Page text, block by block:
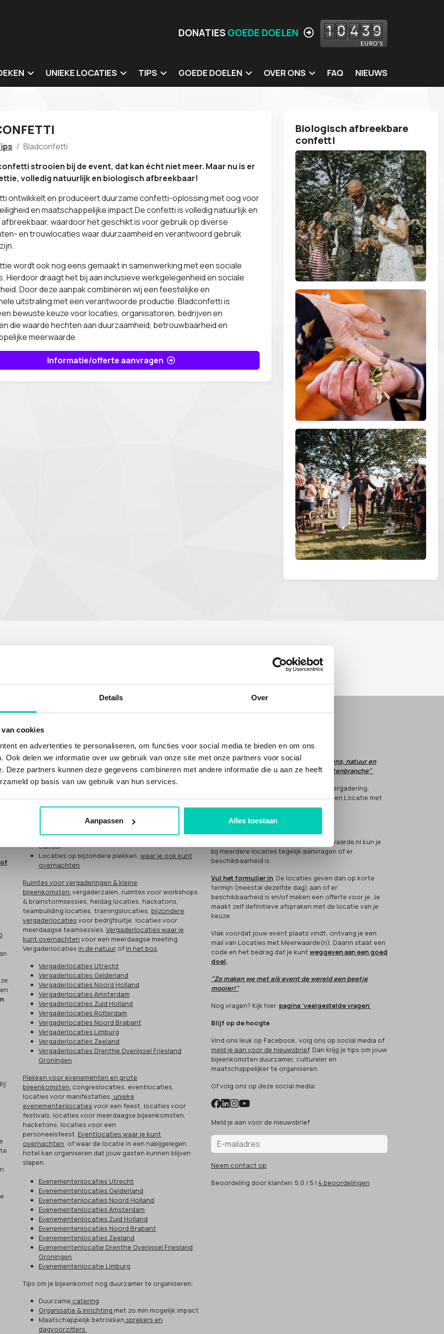
Details Over
cookies
en advertenties te personaliseren, om functies voor social media te bieden en om ons
Ook delen we informatie over uw gebruik van onze site met onze partners voor social
Deze partners kunnen deze gegevens combineren met andere informatie die u aan ze heeft
op basis van uw gebruik van hun services.
Aanpassen Alles toestaan
DONATIESGOEDE DOELEN 10 439
UNIEKE LOCATIES
Duurzame en natuurlocaties
Culturele locaties
Sociale impact (mens) locaties
Impact innovatie hubs
TIPS
Catering
Duurzame giveaways
GOEDE DOELEN
Onze goede doelen
OVER ONS
Jouw locatie hier?
Meer Waarden
Wie zijn wij
Ons eigen MVO beleid
Contact
FAQ NIEUWS
Bladconfetti
strooien bij de event, dat kan écht niet meer. Maar nu is er
volledig natuurlijk en biologisch afbreekbaar!
ontwikkelt en produceert duurzame confetti-oplossing met oog voor
en maatschappelijke impact.De confetti is volledig natuurlijk en
waardoor het geschikt is voor gebruik op diverse
en trouwlocaties waar duurzaamheid en verantwoord gebruik
wordt ook nog eens gemaakt in samenwerking met een sociale
Hierdoor draagt het bij aan inclusieve werkgelegenheid en sociale
Door deze aanpak combineren wij een feestelijke en
uitstraling met een verantwoorde productie. Bladconfetti is
bewuste keuze voor locaties, organisatoren, bedrijven en
die waarde hechten aan duurzaamheid, betrouwbaarheid en
meerwaarde.
Informatie/offerte aanvragen
Biologisch afbreekbare
confetti
WAT KUN JE BIJ ONS VINDEN?
Inspirerende duurzame en groene locaties, met
meer waarden
voorNATUUR.Duurzame evenementenlocatiesen
duurzame vergaderlocaties
waarden voorMENS: social impact
vergaderlocaties en eventlocaties met sociale
CULTUUR
locaties, gevestigd in
cultureel erfgoed of met een missie voor kunst en
cultuur
Locaties op bijzondere plekken, waar je ook kunt
overnachten
Ruimtes voor vergaderingen & kleine
bijeenkomsten: vergaderzalen, ruimtes voor workshops
& brainstormsessies, heidag locaties, hackatons,
teambuilding locaties, trainingslocaties, bijzondere
vergaderlocaties voor bedrijfsuitje, locaties voor
meerdaagse teamsessies. Vergaderlocaties waar je
kunt overnachten voor een meerdaagse meeting.
Vergaderlocaties in de natuur of in het bos.
Vergaderlocaties Utrecht
Vergaderlocaties Gelderland
Vergaderlocaties Noord Holland
Vergaderlocaties Amsterdam
Vergaderlocaties Zuid Holland
Vergaderlocaties Rotterdam
Vergaderlocaties Noord Brabant
Vergaderlocaties Limburg
Vergaderlocaties Zeeland
Vergaderlocaties Drenthe Overijssel Friesland
Groningen
Plekken voor evenementen en grote
bijeenkomsten: congreslocaties, eventlocaties,
locaties voor manifestaties, unieke
evenementenlocaties voor een feest, locaties voor
festivals, locaties voor meerdaagse bijeenkomsten,
hacketons, locaties voor een
personeelsfeest. Eventlocaties waar je kunt
overnachten, of waar de locatie in een nabijgelegen
hotel kan organiseren dat jouw gasten kunnen blijven
slapen.
Evenementenlocaties Utrecht
Evenementenlocaties Gelderland
Evenementenlocaties Noord Holland
Evenementenlocaties Amsterdam
Evenementenlocaties Zuid Holland
Evenementenlocaties Noord Brabant
Evenementenlocaties Zeeland
Evenementenlocatie Drenthe Overijssel Friesland
Groningen
Evenementenlocatie Limburg
Tips om je bijeenkomst nog duurzamer te organiseren:
Duurzame catering
Organisatie & inrichting met zo min mogelijk impact
Maatschappelijk betrokken sprekers en
dagvoorzitters
NeemCONTACTop.
"Het is onze droom dat respect voor mens, natuur en
cultuur de norm wordt in de evenementenbranche"
Jij helpt hier aan mee, door voor jouw vergadering,
evenement of meeting te kiezen voor een Locatie met
Meerwaarde(n).
Hoe werkt het?
Als bezoeker van de Locatiesmetmeerwaarde.nl kun je
bij meerdere locaties tegelijk aanvragen of er
beschikbaarheid is.
Vul het formulier in. De locaties geven dan op korte
termijn (meestal dezelfde dag) aan of er
beschikbaarheid is en/of maken een offerte voor je. Je
maakt zelf definitieve afspraken met de locatie van je
keuze.
Vlak voordat jouw event plaats vindt, ontvang je een
mail van Locaties met Meerwaarde(n). Daarin staat een
code en het bedrag dat je kunt weggeven aan een goed
doel.
"Zo maken we met elk event de wereld een beetje
mooier!"
Nog vragen? Kijk hier: pagina 'veelgestelde vragen'
Blijf op de hoogte
Vind ons leuk op Facebook, volg ons op social media of
meld je aan voor de nieuwsbrief. Dan krijg je tips om jouw
bijeenkomsten duurzamer, cultureler en
maatschappelijker te organiseren.
Of volg ons op deze social media:
Meld je aan voor de nieuwsbrief
Neem contact op
Beoordeling door klanten: 5.0 / 5 | 4 beoordelingen